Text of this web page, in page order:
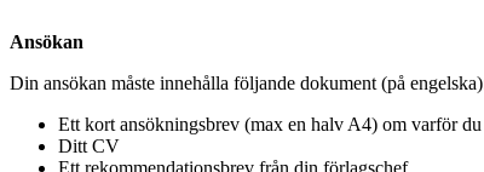
Ansökan
Din ansökan måste innehålla följande dokument (på
Ett kort ansökningsbrev (max en halv A4) om varför
Ditt CV
Ett rekommendationsbrev från din förlagschef